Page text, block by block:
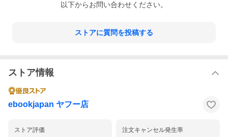
以下からお問い合わせください。
ストアに質問を投稿する
ストア情報
ebookjapan ヤフー店
ストア評価 注文キャンセル発生率